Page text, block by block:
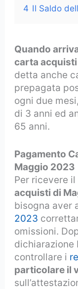
4 Il Saldo
Quando
carta
detta anche
prepagata
ogni due
di 3 anni ed
65 anni.
Pagamento
Maggio 2023
Per ricevere il
acquisti di
bisogna aver
2023
omissioni.
dichiarazione
controllare i
particolare il